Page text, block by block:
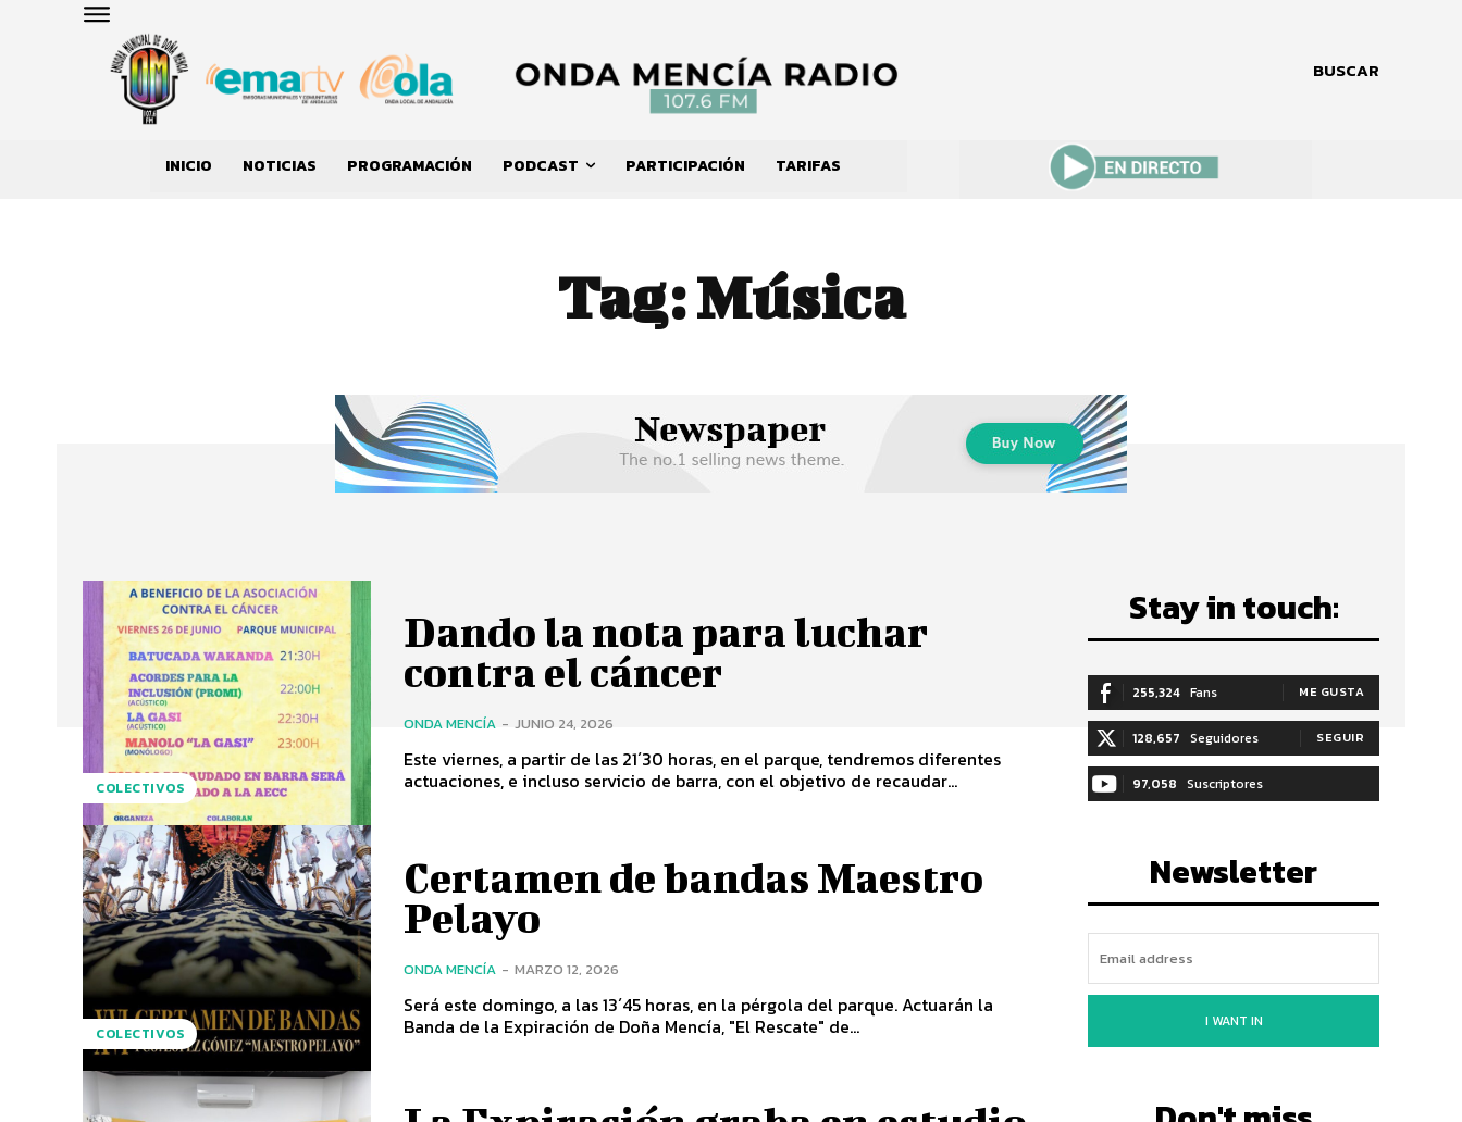
BUSCAR
INICIO NOTICIAS PROGRAMACIÓN PODCAST PARTICIPACIÓN TARIFAS
Tag:Música
COLECTIVOS
Dando la nota para luchar
contra el cáncer
ONDA MENCÍA - JUNIO 24, 2026
Este viernes, a partir de las 21´30 horas, en el parque, tendremos diferentes
actuaciones, e incluso servicio de barra, con el objetivo de recaudar...
COLECTIVOS
Certamen de bandas Maestro
Pelayo
ONDA MENCÍA - MARZO 12, 2026
Será este domingo, a las 13´45 horas, en la pérgola del parque. Actuarán la
Banda de la Expiración de Doña Mencía, "El Rescate" de...
Stay in touch:
255,324 Fans ME GUSTA
128,657 Seguidores SEGUIR
97,058 Suscriptores
Newsletter
I WANT IN